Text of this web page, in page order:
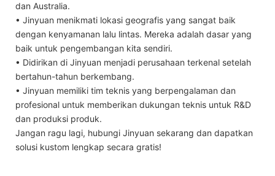
dan Australia.
• Jinyuan menikmati lokasi geografis yang sangat baik
dengan kenyamanan lalu lintas. Mereka adalah dasar yang
baik untuk pengembangan kita sendiri.
• Didirikan di Jinyuan menjadi perusahaan terkenal setelah
bertahun-tahun berkembang.
• Jinyuan memiliki tim teknis yang berpengalaman dan
profesional untuk memberikan dukungan teknis untuk R&D
dan produksi produk.
Jangan ragu lagi, hubungi Jinyuan sekarang dan dapatkan
solusi kustom lengkap secara gratis!